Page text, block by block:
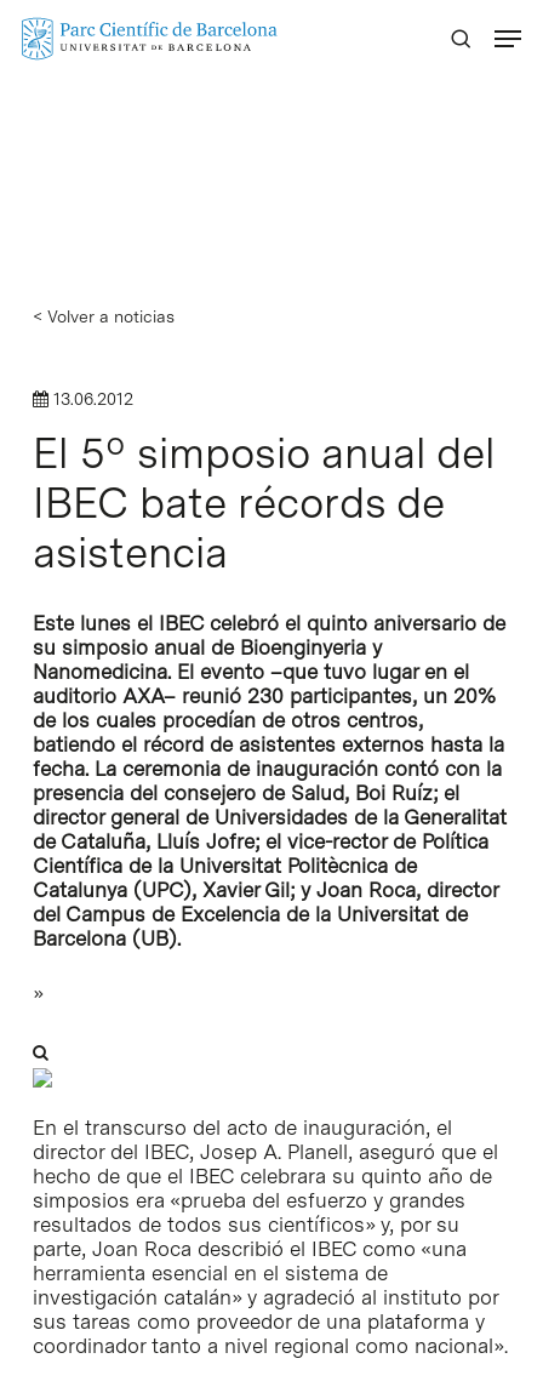
Skip
< Volver a noticias
13.06.2012
El 5º simposio anual del
IBEC bate récords de
asistencia
Este lunes el IBEC celebró el quinto aniversario de
su simposio anual de Bioenginyeria y
Nanomedicina. El evento –que tuvo lugar en el
auditorio AXA– reunió 230 participantes, un 20%
de los cuales procedían de otros centros,
batiendo el récord de asistentes externos hasta la
fecha. La ceremonia de inauguración contó con la
presencia del consejero de Salud, Boi Ruíz; el
director general de Universidades de la Generalitat
de Cataluña, Lluís Jofre; el vice-rector de Política
Científica de la Universitat Politècnica de
Catalunya (UPC), Xavier Gil; y Joan Roca, director
del Campus de Excelencia de la Universitat de
Barcelona (UB).
»
En el transcurso del acto de inauguración, el
director del IBEC, Josep A. Planell, aseguró que el
hecho de que el IBEC celebrara su quinto año de
simposios era «prueba del esfuerzo y grandes
resultados de todos sus científicos» y, por su
parte, Joan Roca describió el IBEC como «una
herramienta esencial en el sistema de
investigación catalán» y agradeció al instituto por
sus tareas como proveedor de una plataforma y
coordinador tanto a nivel regional como nacional».